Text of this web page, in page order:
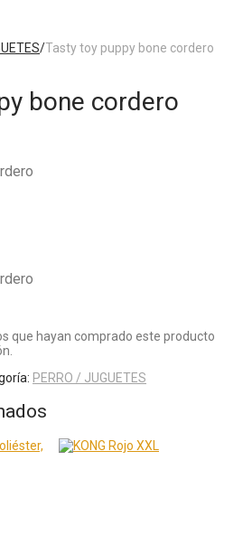
/Tasty toy puppy bone cordero
bone cordero
que hayan comprado este producto
PERRO / JUGUETES